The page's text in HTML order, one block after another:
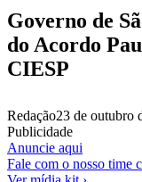
Governo de
do Acordo
CIESP
Redação23 de outubro
Publicidade
Anuncie aqui
Fale com o nosso time